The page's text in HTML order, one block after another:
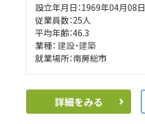
設立年月日：1969年04月08日
従業員数：25人
平均年齢：46.3
業種：建設・建築
就業場所：南房総市
詳細をみる